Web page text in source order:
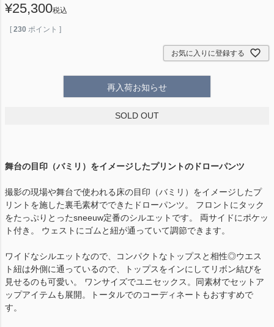
¥25,300税込
[ 230 ポイント ]
お気に入りに登録する
再入荷お知らせ
SOLD OUT
舞台の目印（バミリ）をイメージしたプリントのドローパンツ
撮影の現場や舞台で使われる床の目印（バミリ）をイメージしたプ
リントを施した裏毛素材でできたドローパンツ。 フロントにタック
をたっぷりとったsneeuw定番のシルエットです。 両サイドにポケッ
ト付き。 ウェストにゴムと紐が通っていて調節できます。
ワイドなシルエットなので、コンパクトなトップスと相性◎ウエス
ト紐は外側に通っているので、トップスをインにしてリボン結びを
見せるのも可愛い。 ワンサイズでユニセックス。同素材でセットア
ップアイテムも展開。トータルでのコーディネートもおすすめで
す。